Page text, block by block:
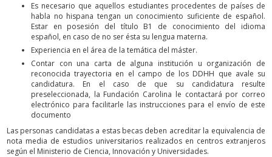
Es necesario que aquellos estudiantes procedentes de países de
habla no hispana tengan un conocimiento suficiente de español.
Estar en posesión del título B1 de conocimiento del idioma
español, en caso de no ser ésta su lengua materna.
Experiencia en el área de la temática del máster.
Contar con una carta de alguna institución u organización de
reconocida trayectoria en el campo de los DDHH que avale su
candidatura. En el caso de que su candidatura resulte
preseleccionada, la Fundación Carolina le contactará por correo
electrónico para facilitarle las instrucciones para el envío de este
documento
Las personas candidatas a estas becas deben acreditar la equivalencia de
nota media de estudios universitarios realizados en centros extranjeros
según el Ministerio de Ciencia, Innovación y Universidades.